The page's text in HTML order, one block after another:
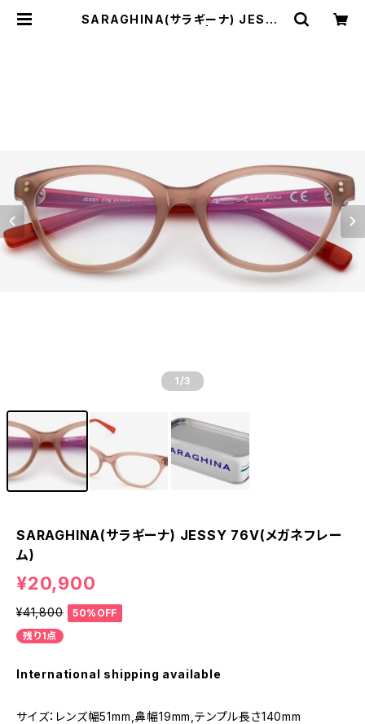
SARAGHINA(サラギーナ) JESSY
1 /3
SARAGHINA(サラギーナ) JESSY 76V(メガネフレー
ム)
¥20,900
¥41,800
50%OFF
残り1点
International shipping available
サイズ：レンズ幅51mm,鼻幅19mm,テンプル長さ140mm